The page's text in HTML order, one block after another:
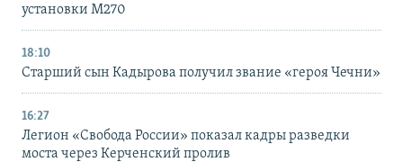
установки M270
18:10
Старший сын Кадырова получил звание «героя Чечни»
16:27
Легион «Свобода России» показал кадры разведки
моста через Керченский пролив